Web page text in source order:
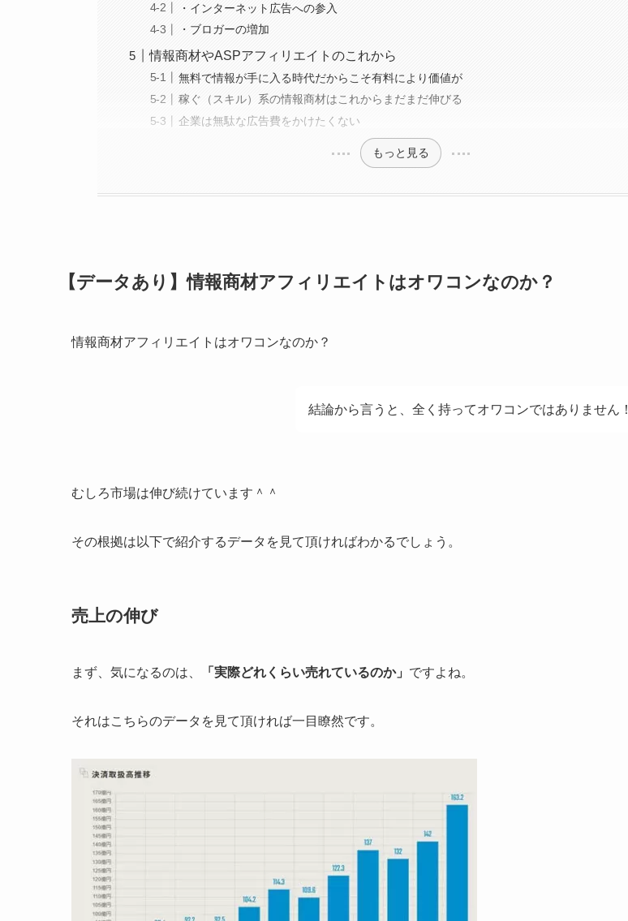
・インターネット広告への参入
・ブロガーの増加
情報商材やASPアフィリエイトのこれから
無料で情報が手に入る時代だからこそ有料により価値が
稼ぐ（スキル）系の情報商材はこれからまだまだ伸びる
企業は無駄な広告費をかけたくない
もっと見る
【データあり】情報商材アフィリエイトはオワコンなのか？
情報商材アフィリエイトはオワコンなのか？
結論から言うと、全く持ってオワコンではありません！
むしろ市場は伸び続けています＾＾
その根拠は以下で紹介するデータを見て頂ければわかるでしょう。
売上の伸び
まず、気になるのは、 「実際どれくらい売れているのか」 ですよね。
それはこちらのデータを見て頂ければ一目瞭然です。